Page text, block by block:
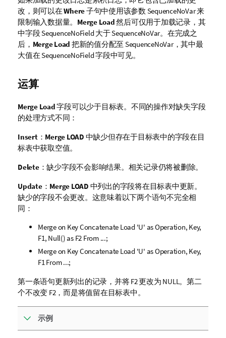
改，则可以在Where子句中使用该参数 SequenceNoVar来
限制输入数据量。 Merge Load然后可仅用于加载记录，其
中字段SequenceNoField 大于SequenceNoVar。在完成之
后， MergeLoad 把新的值分配至 SequenceNoVar，其中最
大值在SequenceNoField字段中可见。
运算
Merge Load字段可以少于目标表。不同的操作对缺失字段
的处理方式不同：
Insert： Merge LOAD 中缺少但存在于目标表中的字段在目
标表中获取空值。
Delete：缺少字段不会影响结果。相关记录仍将被删除。
Update： Merge LOAD 中列出的字段将在目标表中更新。
缺少的字段不会更改。这意味着以下两个语句不完全相
同：
Merge on Key Concatenate Load 'U' as Operation, Key,
F1, Null() as F2 From ...;
Merge on Key Concatenate Load 'U' as Operation, Key,
F1 From ...;
第一条语句更新列出的记录，并将 F2 更改为 NULL。第二
个不改变 F2，而是将值留在目标表中。
示例